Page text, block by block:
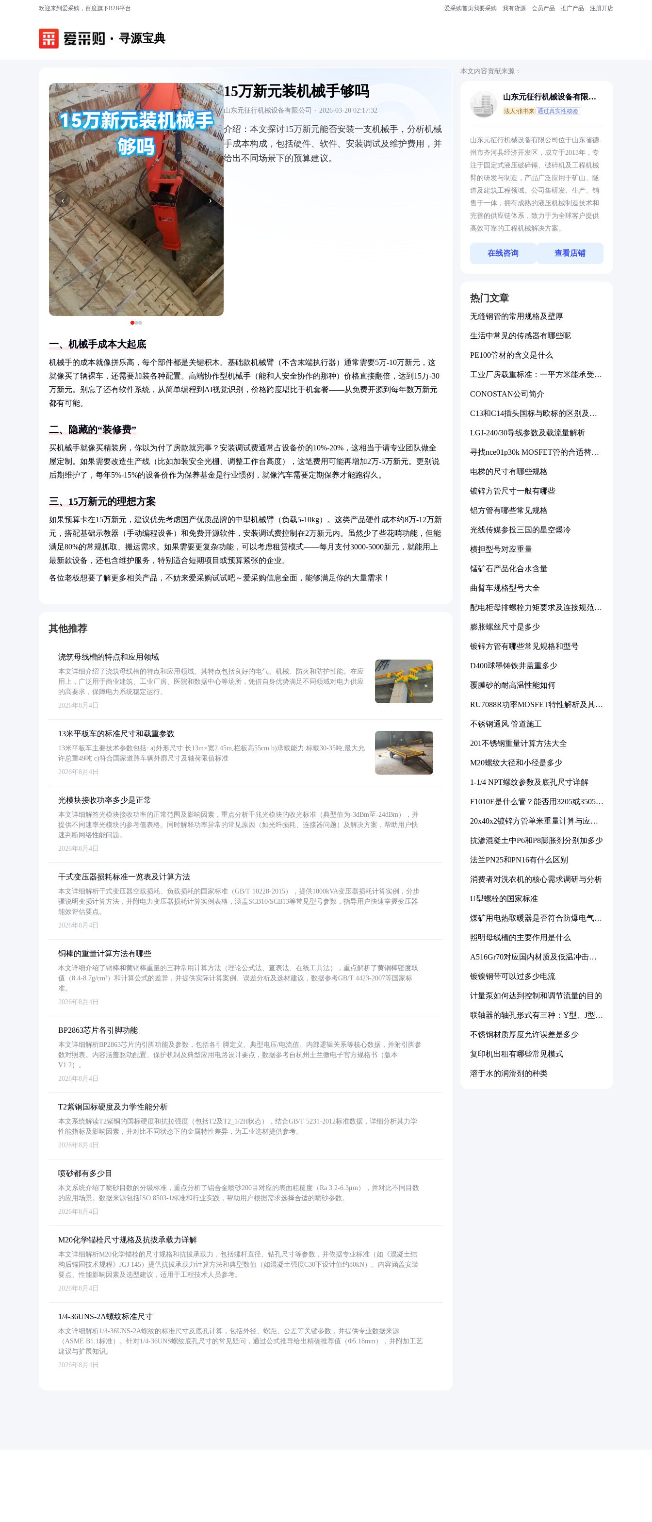
欢迎来到爱采购，百度旗下B2B平台 爱采购首页我要采购 我有货源 会员产品 推广产品 注册开店
寻源宝典
‹ ›
15万新元装机械手够吗
山东元征行机械设备有限公司 · 2026-03-20 02:17:32
介绍： 本文探讨15万新元能否安装一支机械手，分析机械
手成本构成，包括硬件、软件、安装调试及维护费用，并
给出不同场景下的预算建议。
一、机械手成本大起底
机械手的成本就像拼乐高，每个部件都是关键积木。基础款机械臂（不含末端执行器）通常需要5万-10万新元，这
就像买了辆裸车，还需要加装各种配置。高端协作型机械手（能和人安全协作的那种）价格直接翻倍，达到15万-30
万新元。别忘了还有软件系统，从简单编程到AI视觉识别，价格跨度堪比手机套餐——从免费开源到每年数万新元
都有可能。
二、隐藏的“装修费”
买机械手就像买精装房，你以为付了房款就完事？安装调试费通常占设备价的10%-20%，这相当于请专业团队做全
屋定制。如果需要改造生产线（比如加装安全光栅、调整工作台高度），这笔费用可能再增加2万-5万新元。更别说
后期维护了，每年5%-15%的设备价作为保养基金是行业惯例，就像汽车需要定期保养才能跑得久。
三、15万新元的理想方案
如果预算卡在15万新元，建议优先考虑国产优质品牌的中型机械臂（负载5-10kg）。这类产品硬件成本约8万-12万新
元，搭配基础示教器（手动编程设备）和免费开源软件，安装调试费控制在2万新元内。虽然少了些花哨功能，但能
满足80%的常规抓取、搬运需求。如果需要更复杂功能，可以考虑租赁模式——每月支付3000-5000新元，就能用上
最新款设备，还包含维护服务，特别适合短期项目或预算紧张的企业。
各位老板想要了解更多相关产品，不妨来爱采购试试吧～爱采购信息全面，能够满足你的大量需求！
其他推荐
浇筑母线槽的特点和应用领域
本文详细介绍了浇筑母线槽的特点和应用领域。其特点包括良好的电气、机械、防火和防护性能。在应
用上，广泛用于商业建筑、工业厂房、医院和数据中心等场所，凭借自身优势满足不同领域对电力供应
的高要求，保障电力系统稳定运行。
2026年8月4日
13米平板车的标准尺寸和载重参数
13米平板车主要技术参数包括: a)外形尺寸:长13m×宽2.45m,栏板高55cm b)承载能力:标载30-35吨,最大允
许总重49吨 c)符合国家道路车辆外廓尺寸及轴荷限值标准
2026年8月4日
光模块接收功率多少是正常
本文详细解答光模块接收功率的正常范围及影响因素，重点分析千兆光模块的收光标准（典型值为-3dBm至-24dBm），并
提供不同速率光模块的参考值表格。同时解释功率异常的常见原因（如光纤损耗、连接器问题）及解决方案，帮助用户快
速判断网络性能问题。
2026年8月4日
干式变压器损耗标准一览表及计算方法
本文详细解析干式变压器空载损耗、负载损耗的国家标准（GB/T 10228-2015），提供1000kVA变压器损耗计算实例，分步
骤说明变损计算方法，并附电力变压器损耗计算实例表格，涵盖SCB10/SCB13等常见型号参数，指导用户快速掌握变压器
能效评估要点。
2026年8月4日
铜棒的重量计算方法有哪些
本文详细介绍了铜棒和黄铜棒重量的三种常用计算方法（理论公式法、查表法、在线工具法），重点解析了黄铜棒密度取
值（8.4-8.7g/cm³）和计算公式的差异，并提供实际计算案例、误差分析及选材建议，数据参考GB/T 4423-2007等国家标
准。
2026年8月4日
BP2863芯片各引脚功能
本文详细解析BP2863芯片的引脚功能及参数，包括各引脚定义、典型电压/电流值、内部逻辑关系等核心数据，并附引脚参
数对照表。内容涵盖驱动配置、保护机制及典型应用电路设计要点，数据参考自杭州士兰微电子官方规格书（版本
V1.2）。
2026年8月4日
T2紫铜国标硬度及力学性能分析
本文系统解读T2紫铜的国标硬度和抗拉强度（包括T2及T2_1/2H状态），结合GB/T 5231-2012标准数据，详细分析其力学
性能指标及影响因素，并对比不同状态下的金属特性差异，为工业选材提供参考。
2026年8月4日
喷砂都有多少目
本文系统介绍了喷砂目数的分级标准，重点分析了铝合金喷砂200目对应的表面粗糙度（Ra 3.2-6.3μm），并对比不同目数
的应用场景。数据来源包括ISO 8503-1标准和行业实践，帮助用户根据需求选择合适的喷砂参数。
2026年8月4日
M20化学锚栓尺寸规格及抗拔承载力详解
本文详细解析M20化学锚栓的尺寸规格和抗拔承载力，包括螺杆直径、钻孔尺寸等参数，并依据专业标准（如《混凝土结
构后锚固技术规程》JGJ 145）提供抗拔承载力计算方法和典型数值（如混凝土强度C30下设计值约80kN）。内容涵盖安装
要点、性能影响因素及选型建议，适用于工程技术人员参考。
2026年8月4日
1/4-36UNS-2A螺纹标准尺寸
本文详细解析1/4-36UNS-2A螺纹的标准尺寸及底孔计算，包括外径、螺距、公差等关键参数，并提供专业数据来源
（ASME B1.1标准）。针对1/4-36UNS螺纹底孔尺寸的常见疑问，通过公式推导给出精确推荐值（Φ5.18mm），并附加工艺
建议与扩展知识。
2026年8月4日
本文内容贡献来源：
山东元征行机械设备有限公
法人:张书来 通过真实性核验
山东元征行机械设备有限公司位于山东省德
州市齐河县经济开发区，成立于2013年，专
注于固定式液压破碎锤、破碎机及工程机械
臂的研发与制造，产品广泛应用于矿山、隧
道及建筑工程领域。公司集研发、生产、销
售于一体，拥有成熟的液压机械制造技术和
完善的供应链体系，致力于为全球客户提供
高效可靠的工程机械解决方案。
在线咨询 查看店铺
热门文章
无缝钢管的常用规格及壁厚
生活中常见的传感器有哪些呢
PE100管材的含义是什么
工业厂房载重标准：一平方米能承受多
CONOSTAN公司简介
C13和C14插头国标与欧标的区别及其
LGJ-240/30导线参数及载流量解析
寻找nce01p30k MOSFET管的合适替代
电梯的尺寸有哪些规格
镀锌方管尺寸一般有哪些
铝方管有哪些常见规格
光线传媒参投三国的星空爆冷
横担型号对应重量
锰矿石产品化合水含量
曲臂车规格型号大全
配电柜母排螺栓力矩要求及连接规范详
膨胀螺丝尺寸是多少
镀锌方管有哪些常见规格和型号
D400球墨铸铁井盖重多少
覆膜砂的耐高温性能如何
RU7088R功率MOSFET特性解析及其在
不锈钢通风 管道施工
201不锈钢重量计算方法大全
M20螺纹大径和小径是多少
1-1/4 NPT螺纹参数及底孔尺寸详解
F1010E是什么管？能否用3205或3505代
20x40x2镀锌方管单米重量计算与应用
抗渗混凝土中P6和P8膨胀剂分别加多少
法兰PN25和PN16有什么区别
消费者对洗衣机的核心需求调研与分析
U型螺栓的国家标准
煤矿用电热取暖器是否符合防爆电气设
照明母线槽的主要作用是什么
A516Gr70对应国内材质及低温冲击要
镀镍钢带可以过多少电流
计量泵如何达到控制和调节流量的目的
联轴器的轴孔形式有三种：Y型、J型、
不锈钢材质厚度允许误差是多少
复印机出租有哪些常见模式
溶于水的润滑剂的种类